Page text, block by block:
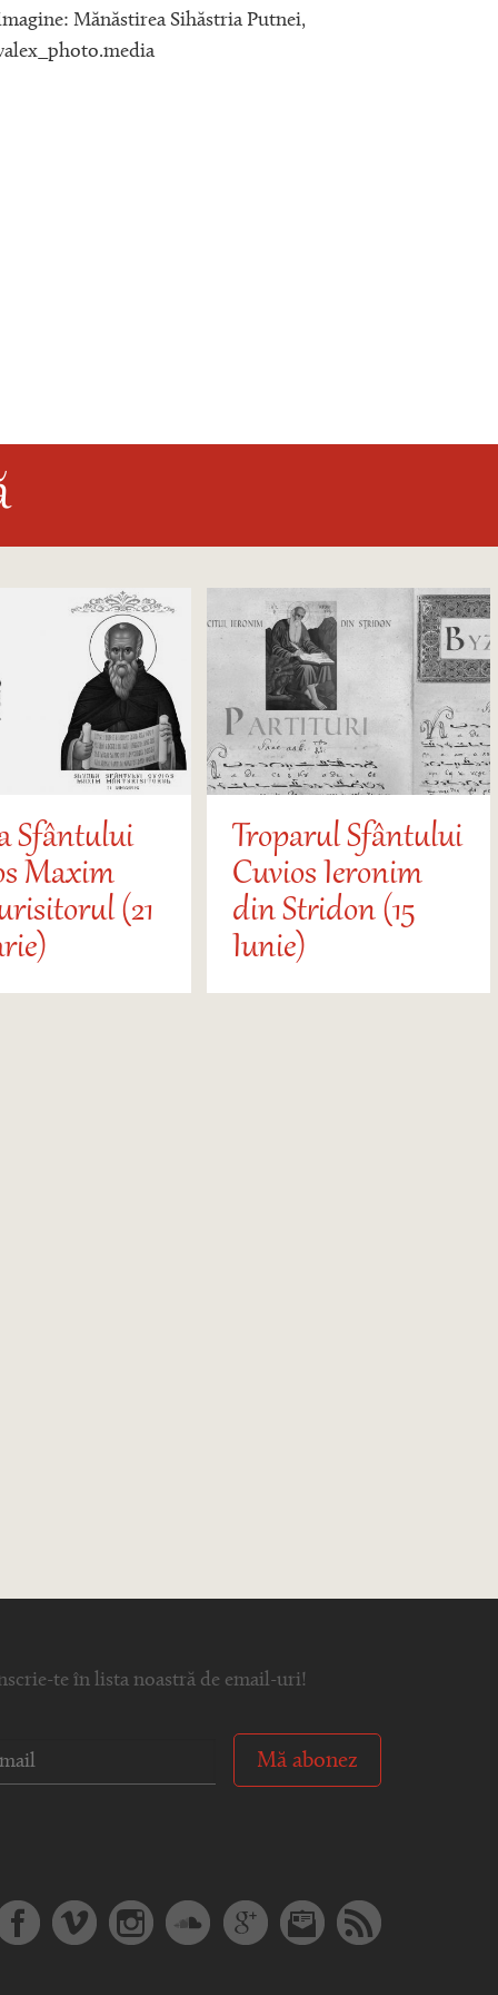
Mănăstirea Sihăstria Putnei,
Sfântului
Maxim
(21
Troparul Sfântului
Cuvios Ieronim
din Stridon (15
Iunie)
te în lista noastră de email-uri!
Mă abonez